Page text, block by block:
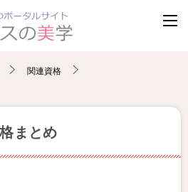
関連資格
まとめ